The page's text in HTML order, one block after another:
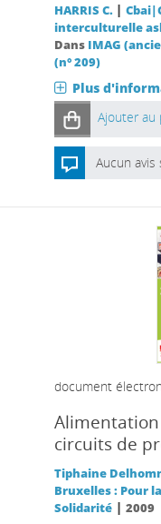
HARRIS C. |
interculturelle
Dans IMAG
(n° 209)
Plus
Ajouter au
Aucun
document
circuits de
Tiphaine
Bruxelles : Pour
Solidarité| 2009